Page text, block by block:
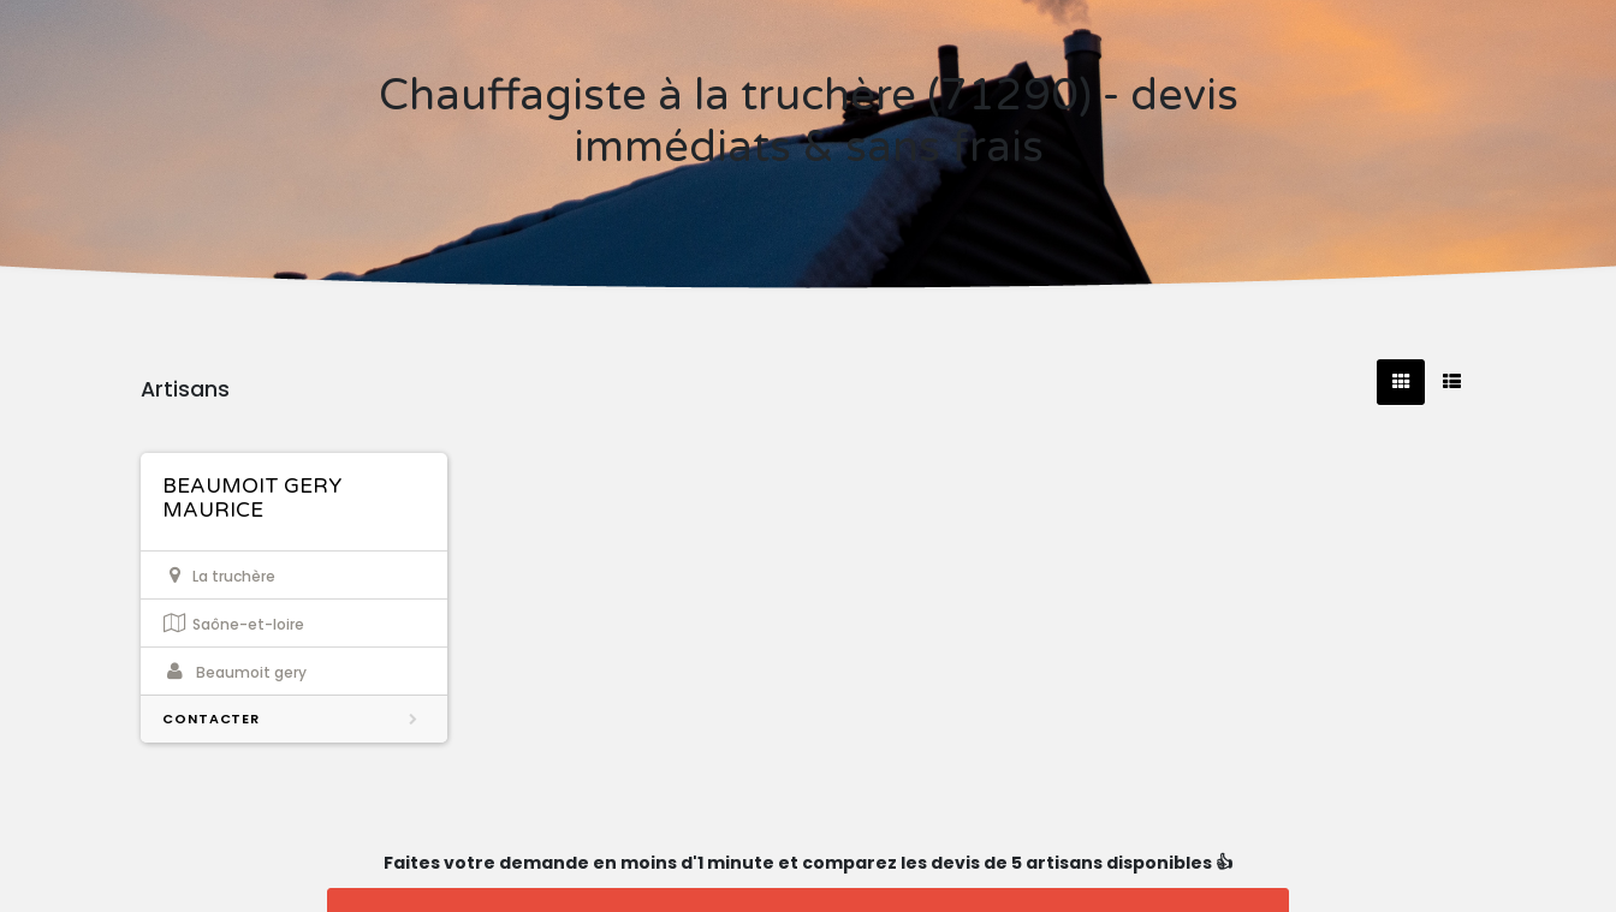
Chauffagiste à la truchère (71290) - devis
immédiats & sans frais
Artisans
BEAUMOIT GERY
MAURICE
La truchère
Saône-et-loire
Beaumoit gery
CONTACTER
Faites votre demande en moins d'1 minute et comparez les devis de 5 artisans disponibles 👍